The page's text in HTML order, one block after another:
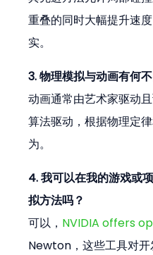
重叠的同时大幅提升速
实。
3. 物理模拟与动画有何
动画通常由艺术家驱动
算法驱动，根据物理定
为。
4. 我可以在我的游戏或
拟方法吗？
可以， NVIDIA offers
Newton，这些工具对